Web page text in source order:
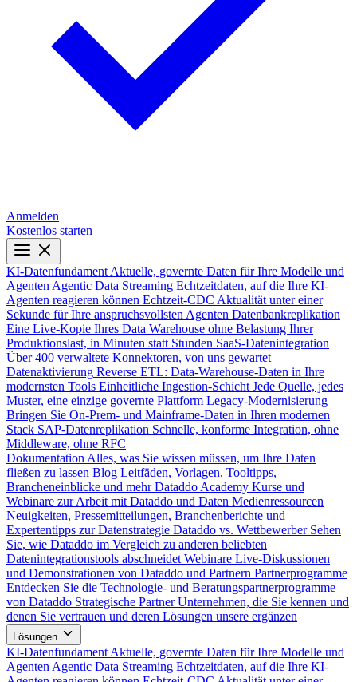
Anmelden
Kostenlos starten
KI-Datenfundament Aktuelle, governte Daten für Ihre Modelle und
Agenten Agentic Data Streaming Echtzeitdaten, auf die Ihre KI-
Agenten reagieren können Echtzeit-CDC Aktualität unter einer
Sekunde für Ihre anspruchsvollsten Agenten Datenbankreplikation
Eine Live-Kopie Ihres Data Warehouse ohne Belastung Ihrer
Produktionslast, in Minuten statt Stunden SaaS-Datenintegration
Über 400 verwaltete Konnektoren, von uns gewartet
Datenaktivierung Reverse ETL: Data-Warehouse-Daten in Ihre
modernsten Tools Einheitliche Ingestion-Schicht Jede Quelle, jedes
Muster, eine einzige governte Plattform Legacy-Modernisierung
Bringen Sie On-Prem- und Mainframe-Daten in Ihren modernen
Stack SAP-Datenreplikation Schnelle, konforme Integration, ohne
Middleware, ohne RFC
Dokumentation Alles, was Sie wissen müssen, um Ihre Daten
fließen zu lassen Blog Leitfäden, Vorlagen, Tooltipps,
Brancheneinblicke und mehr Dataddo Academy Kurse und
Webinare zur Arbeit mit Dataddo und Daten Medienressourcen
Neuigkeiten, Pressemitteilungen, Branchenberichte und
Expertentipps zur Datenstrategie Dataddo vs. Wettbewerber Sehen
Sie, wie Dataddo im Vergleich zu anderen beliebten
Datenintegrationstools abschneidet Webinare Live-Diskussionen
und Demonstrationen von Dataddo und Partnern Partnerprogramme
Entdecken Sie die Technologie- und Beratungspartnerprogramme
von Dataddo Strategische Partner Unternehmen, die Sie kennen und
denen Sie vertrauen und deren Lösungen unsere ergänzen
Lösungen
KI-Datenfundament Aktuelle, governte Daten für Ihre Modelle und
Agenten Agentic Data Streaming Echtzeitdaten, auf die Ihre KI-